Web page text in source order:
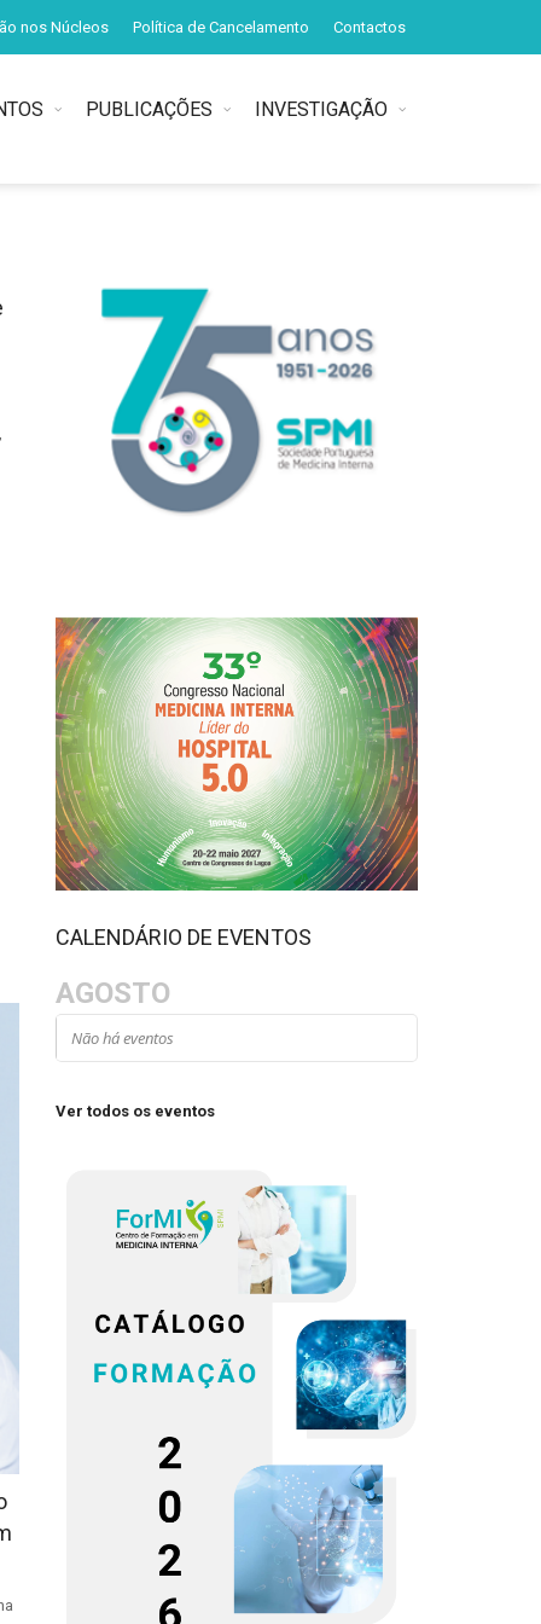
nos Núcleos Política de Cancelamento Contactos
PUBLICAÇÕES INVESTIGAÇÃO
CALENDÁRIO DE EVENTOS
AGOSTO
Não há eventos
Ver todos os eventos